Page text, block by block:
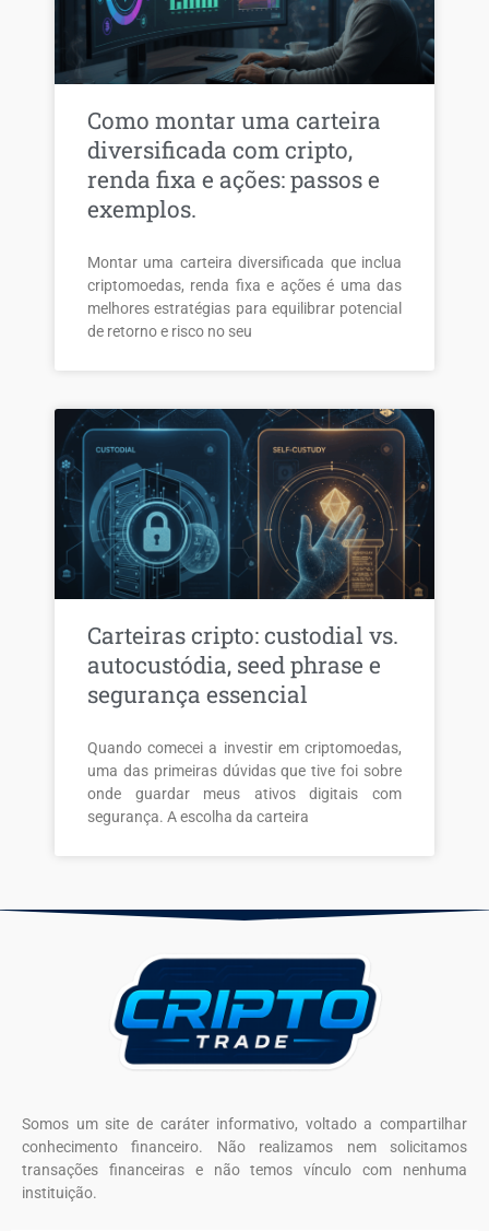
Como montar uma carteira
diversificada com cripto,
renda fixa e ações: passos e
exemplos.
Montar uma carteira diversificada que inclua
criptomoedas, renda fixa e ações é uma das
melhores estratégias para equilibrar potencial
de retorno e risco no seu
Carteiras cripto: custodial vs.
autocustódia, seed phrase e
segurança essencial
Quando comecei a investir em criptomoedas,
uma das primeiras dúvidas que tive foi sobre
onde guardar meus ativos digitais com
segurança. A escolha da carteira
Somos um site de caráter informativo, voltado a compartilhar
conhecimento financeiro. Não realizamos nem solicitamos
transações financeiras e não temos vínculo com nenhuma
instituição.